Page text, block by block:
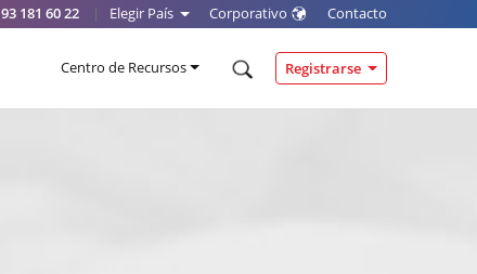
93 181 60 22 | Elegir País Corporativo Contacto
Centro de Recursos Registrarse